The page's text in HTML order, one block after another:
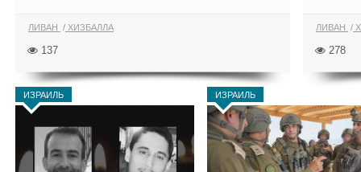
ЛИВАН ХИЗБАЛЛА
137
ЛИВАН
278
ИЗРАИЛЬ ИЗРАИЛЬ